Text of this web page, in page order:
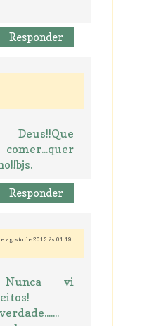
Responder
Responder
agosto de 2013 às 01:19
Nunca vi